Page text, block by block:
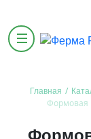
Главная /
Формовая